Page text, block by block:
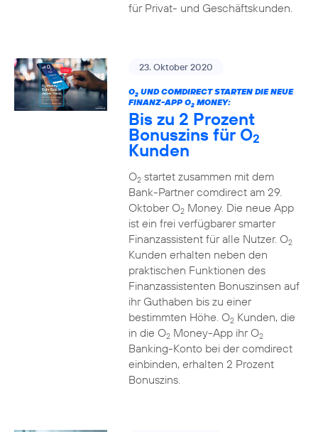
für Privat- und Geschäftskunden.
23. Oktober 2020
O2UND COMDIRECT STARTEN DIE NEUE
FINANZ-APP O2MONEY:
Bis zu 2 Prozent
Bonuszins für O2
Kunden
O2startet zusammen mit dem
Bank-Partner comdirect am 29.
Oktober O2Money. Die neue App
ist ein frei verfügbarer smarter
Finanzassistent für alle Nutzer. O2
Kunden erhalten neben den
praktischen Funktionen des
Finanzassistenten Bonuszinsen auf
ihr Guthaben bis zu einer
bestimmten Höhe. O2Kunden, die
in die O2Money-App ihr O2
Banking-Konto bei der comdirect
einbinden, erhalten 2 Prozent
Bonuszins.